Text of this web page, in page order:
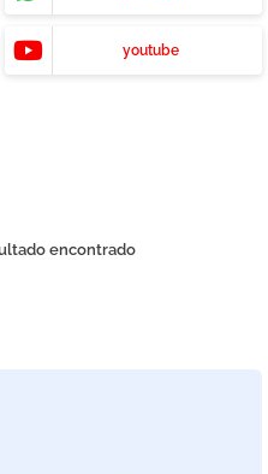
youtube
encontrado